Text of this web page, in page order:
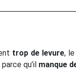
trop de levure,
qu’il manque